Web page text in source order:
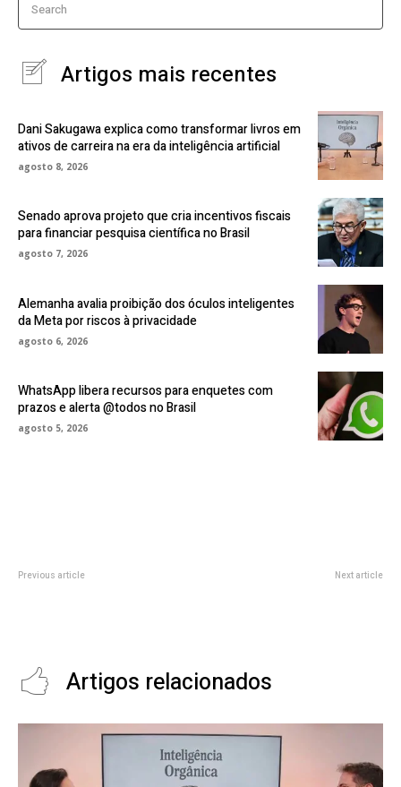
Search
Artigos mais recentes
Dani Sakugawa explica como transformar livros em
ativos de carreira na era da inteligência artificial
agosto 8, 2026
Senado aprova projeto que cria incentivos fiscais
para financiar pesquisa científica no Brasil
agosto 7, 2026
Alemanha avalia proibição dos óculos inteligentes
da Meta por riscos à privacidade
agosto 6, 2026
WhatsApp libera recursos para enquetes com
prazos e alerta @todos no Brasil
agosto 5, 2026
Previous article Next article
Artigos relacionados